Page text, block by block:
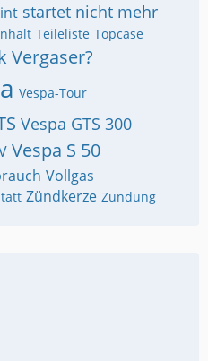
startet nicht mehr
Teileliste Topcase
Vergaser?
Vespa-Tour
Vespa GTS 300
Vespa S 50
Vollgas
Zündkerze Zündung